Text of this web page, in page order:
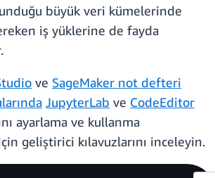
büyük veri kümelerinde
iş yüklerine de fayda
ve SageMaker not defteri
JupyterLab ve CodeEditor
ayarlama ve kullanma
geliştirici kılavuzlarını inceleyin.